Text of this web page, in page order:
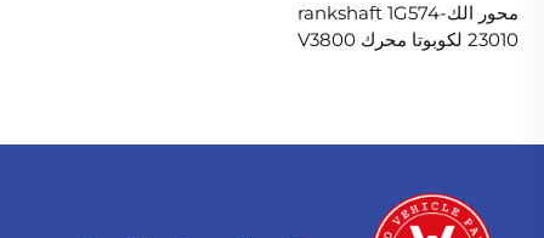
محور الكrankshaft 1G574-
23010 لكوبوتا محرك V3800